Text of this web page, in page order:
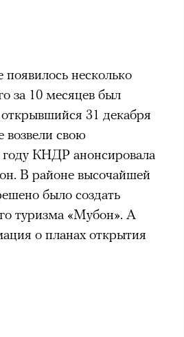
несколько
за 10 месяцев был
31 декабря
возвели свою
КНДР анонсировала
В районе высочайшей
было создать
туризма «Мубон». А
о планах открытия